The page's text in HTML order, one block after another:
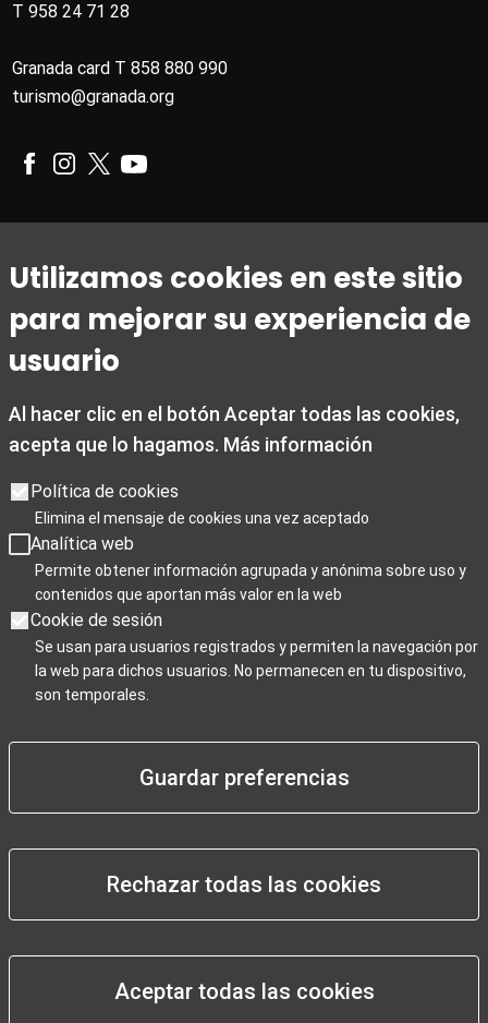
T 958 24 71 28
Granada card T 858 880 990
turismo@granada.org
De 1 de marzo a 31 de octubre
De lunes a viernes de 09:00 a 20:00
Sábados de 10:00 a 14:00 y de 15:30 a 19:00
Domingos y festivos de 10:00 a 15:00
De 1 noviembre a 28 de febrero
De lunes a viernes de 09:00 a 19:00
Sábados de 10:00 a 19:00
Domingos y festivos de 10:00 a 15:00
Días de cierre 25 de Navidad, 1 de enero y 6 de enero
Para Profesionales
Negocios / Comercios
de
página
Granadatur
Declaración de accesibilidad
Mapa web
Utilizamos cookies en este sitio
para mejorar su experiencia de
usuario
Al hacer clic en el botón Aceptar todas las cookies,
acepta que lo hagamos. Más información
Política de cookies
Elimina el mensaje de cookies una vez aceptado
Analítica web
Permite obtener información agrupada y anónima sobre uso y
contenidos que aportan más valor en la web
Cookie de sesión
Se usan para usuarios registrados y permiten la navegación por
la web para dichos usuarios. No permanecen en tu dispositivo,
son temporales.
Guardar preferencias
Rechazar todas las cookies
Aceptar todas las cookies